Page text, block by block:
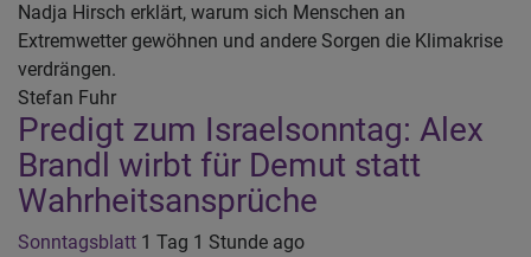
Nadja Hirsch erklärt, warum sich Menschen an
Extremwetter gewöhnen und andere Sorgen die Klimakrise
verdrängen.
Stefan Fuhr
Predigt zum Israelsonntag: Alex
Brandl wirbt für Demut statt
Wahrheitsansprüche
Sonntagsblatt 1 Tag 1 Stunde ago